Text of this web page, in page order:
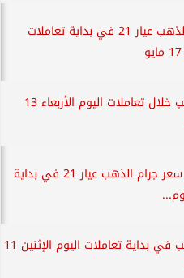
سعر جرام الذهب عيار 21 في بداية تعاملات
أسعار الذهب خلال تعاملات اليوم الأربعاء 13
تعرف علي سعر جرام الذهب عيار 21 في بداية
أسعار الذهب في بداية تعاملات اليوم الإثنين 11